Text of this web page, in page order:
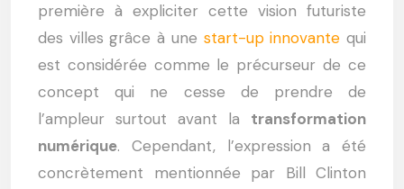
première à expliciter cette vision futuriste
des villes grâce à une start-up innovante qui
est considérée comme le précurseur de ce
concept qui ne cesse de prendre de
l’ampleur surtout avant la transformation
numérique. Cependant, l’expression a été
concrètement mentionnée par Bill Clinton